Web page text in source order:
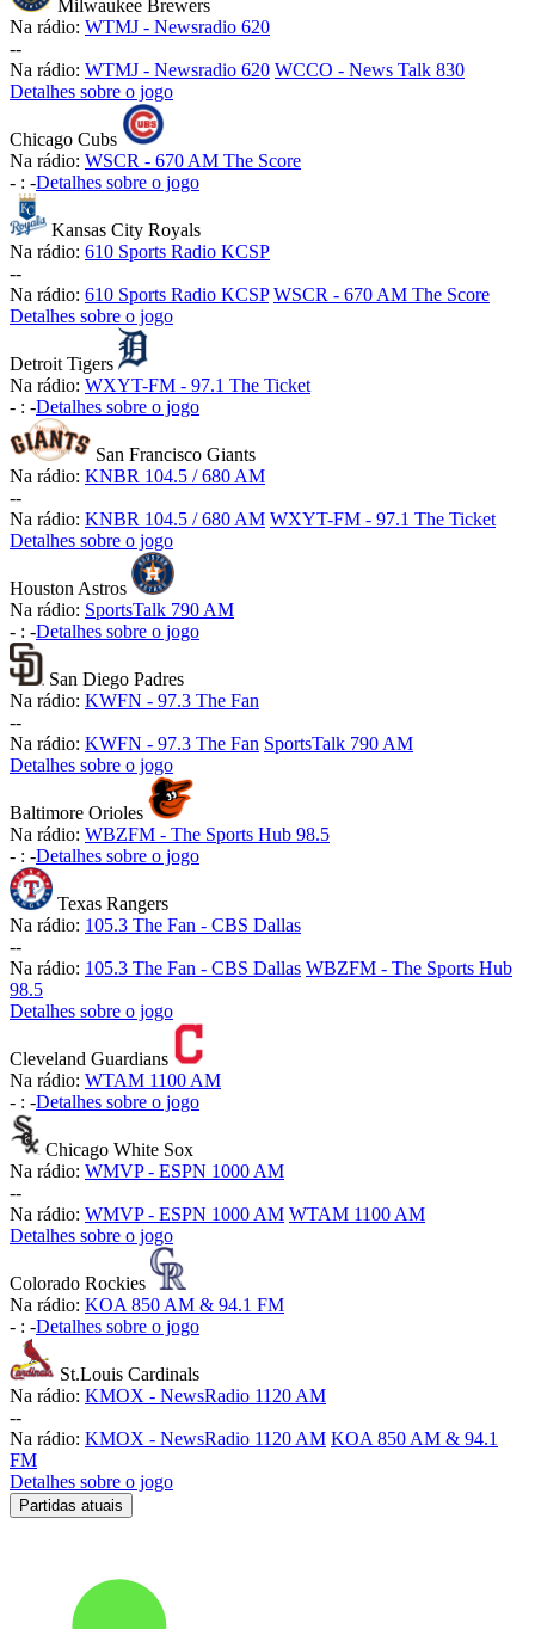
Milwaukee Brewers
Na rádio: WTMJ - Newsradio 620
--
Na rádio: WTMJ - Newsradio 620 WCCO - News Talk 830
Detalhes sobre o jogo
Chicago Cubs
Na rádio: WSCR - 670 AM The Score
- : -Detalhes sobre o jogo
Kansas City Royals
Na rádio: 610 Sports Radio KCSP
--
Na rádio: 610 Sports Radio KCSP WSCR - 670 AM The Score
Detalhes sobre o jogo
Detroit Tigers
Na rádio: WXYT-FM - 97.1 The Ticket
- : -Detalhes sobre o jogo
San Francisco Giants
Na rádio: KNBR 104.5 / 680 AM
--
Na rádio: KNBR 104.5 / 680 AM WXYT-FM - 97.1 The Ticket
Detalhes sobre o jogo
Houston Astros
Na rádio: SportsTalk 790 AM
- : -Detalhes sobre o jogo
San Diego Padres
Na rádio: KWFN - 97.3 The Fan
--
Na rádio: KWFN - 97.3 The Fan SportsTalk 790 AM
Detalhes sobre o jogo
Baltimore Orioles
Na rádio: WBZFM - The Sports Hub 98.5
- : -Detalhes sobre o jogo
Texas Rangers
Na rádio: 105.3 The Fan - CBS Dallas
--
Na rádio: 105.3 The Fan - CBS Dallas WBZFM - The Sports Hub
98.5
Detalhes sobre o jogo
Cleveland Guardians
Na rádio: WTAM 1100 AM
- : -Detalhes sobre o jogo
Chicago White Sox
Na rádio: WMVP - ESPN 1000 AM
--
Na rádio: WMVP - ESPN 1000 AM WTAM 1100 AM
Detalhes sobre o jogo
Colorado Rockies
Na rádio: KOA 850 AM & 94.1 FM
- : -Detalhes sobre o jogo
St.Louis Cardinals
Na rádio: KMOX - NewsRadio 1120 AM
--
Na rádio: KMOX - NewsRadio 1120 AM KOA 850 AM & 94.1
FM
Detalhes sobre o jogo
Partidas atuais